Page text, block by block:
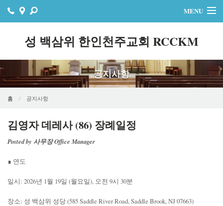
성 백삼위 한인천주교회 RCCKM
MENU
자료실
공지사항
행사
연락처
온라인기빙
공지사항
홈 공지사항
김영자 데레사 (86) 장례일정
Posted by 사무장 Office Manager
∎ 연도
일시: 2026년 1월 19일 (월요일), 오전 9시 30분
장소: 성 백삼위 성당 (585 Saddle River Road, Saddle Brook, NJ 07663)